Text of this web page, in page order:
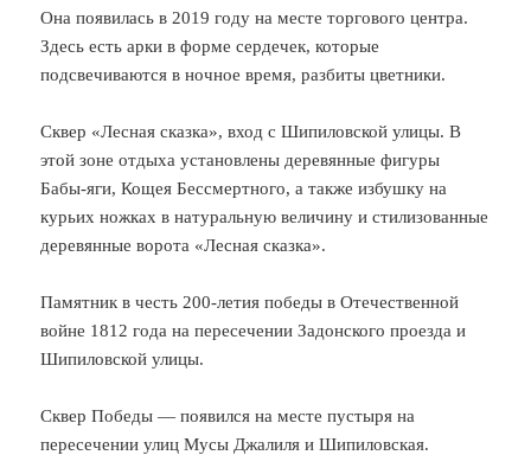
Она появилась в 2019 году на месте торгового центра.
Здесь есть арки в форме сердечек, которые
подсвечиваются в ночное время, разбиты цветники.
Сквер «Лесная сказка», вход с Шипиловской улицы. В
этой зоне отдыха установлены деревянные фигуры
Бабы-яги, Кощея Бессмертного, а также избушку на
курьих ножках в натуральную величину и стилизованные
деревянные ворота «Лесная сказка».
Памятник в честь 200-летия победы в Отечественной
войне 1812 года на пересечении Задонского проезда и
Шипиловской улицы.
Сквер Победы — появился на месте пустыря на
пересечении улиц Мусы Джалиля и Шипиловская.